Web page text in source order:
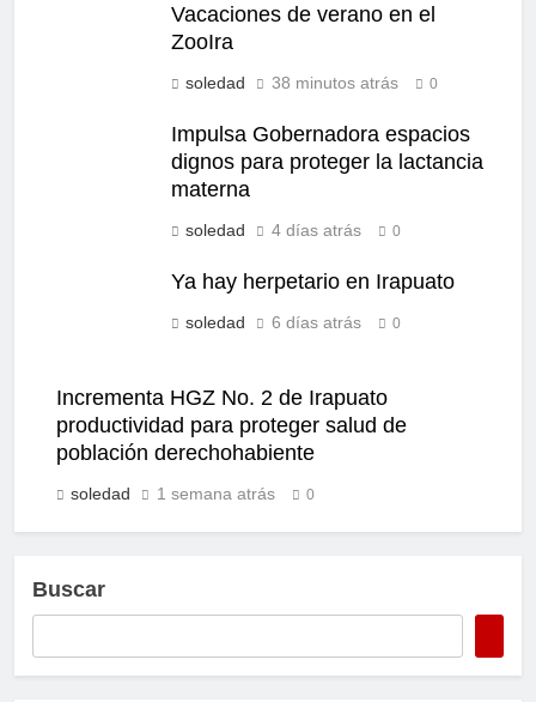
Vacaciones de verano en el
ZooIra
soledad 38 minutos atrás 0
Impulsa Gobernadora espacios
dignos para proteger la lactancia
materna
soledad 4 días atrás 0
Ya hay herpetario en Irapuato
soledad 6 días atrás 0
Incrementa HGZ No. 2 de Irapuato
productividad para proteger salud de
población derechohabiente
soledad 1 semana atrás 0
Buscar